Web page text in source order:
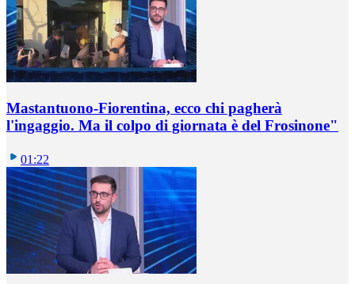
Mastantuono-Fiorentina, ecco chi pagherà
l'ingaggio. Ma il colpo di giornata è del Frosinone"
01:22